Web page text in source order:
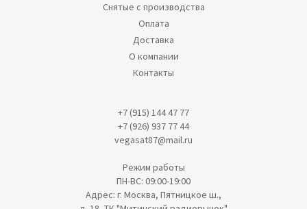
Снятые с производства
Оплата
Доставка
О компании
Контакты
+7 (915) 144 47 77
+7 (926) 937 77 44
vegasat87@mail.ru
Режим работы
ПН-ВС: 09:00-19:00
Адрес: г. Москва, Пятницкое ш.,